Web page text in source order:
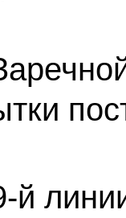
й